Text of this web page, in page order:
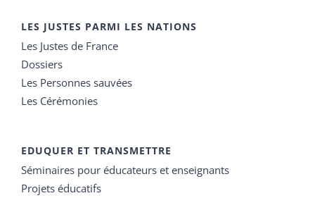
LES JUSTES PARMI LES NATIONS
Les Justes de France
Dossiers
Les Personnes sauvées
Les Cérémonies
EDUQUER ET TRANSMETTRE
Séminaires pour éducateurs et enseignants
Projets éducatifs